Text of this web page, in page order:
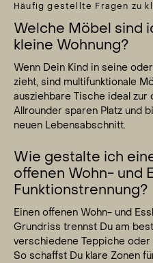
Häufig gestellte Fragen zu
Welche Möbel sind
kleine Wohnung?
Wenn Dein Kind in seine
zieht, sind multifunktionale
ausziehbare Tische ideal zur
Allrounder sparen Platz und
neuen Lebensabschnitt.
Wie gestalte ich
offenen Wohn- und
Funktionstrennung?
Einen offenen Wohn- und
Grundriss trennst Du am
verschiedene Teppiche
So schaffst Du klare Zonen